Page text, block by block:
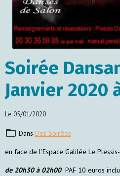
Soirée
Janvier 2020
Le 05/01/2020
Dans Des Soirées
en face de l'Espace Galilée Le
de 20h30 à 02h00 PAF 10 euros